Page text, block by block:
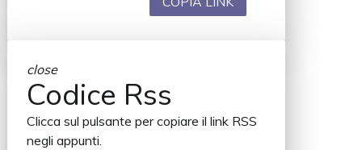
close
Codice Rss
Clicca sul pulsante per copiare il link RSS
negli appunti.